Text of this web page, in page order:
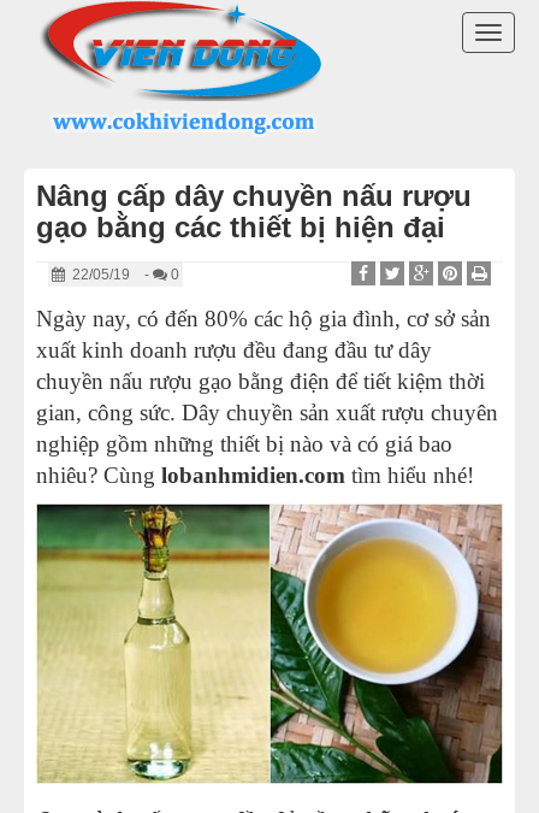
Nâng cấp dây chuyền nấu rượu
gạo bằng các thiết bị hiện đại
22/05/19 - 0
Ngày nay, có đến 80% các hộ gia đình, cơ sở sản
xuất kinh doanh rượu đều đang đầu tư dây
chuyền nấu rượu gạo bằng điện để tiết kiệm thời
gian, công sức. Dây chuyền sản xuất rượu chuyên
nghiệp gồm những thiết bị nào và có giá bao
nhiêu? Cùng lobanhmidien.com tìm hiểu nhé!
DANH MỤC SẢN PHẨM
MÁY TRỘN BỘT
MÁY SE BỘT
MÁY CÁN BỘT
TỦ Ủ BỘT
LÒ NƯỚNG BÁNH MÌ ĐỐI LƯU
LÒ NƯỚNG XOAY
LÒ NƯỚNG BÁNH NGỌT
MÁY LÀM HÁ CẢO
MÁY LÀM XÍU MẠI
LINH KIỆN THIẾT BỊ LÀM BÁNH
DÂY CHUYỀN LÀM BÁNH MÌ